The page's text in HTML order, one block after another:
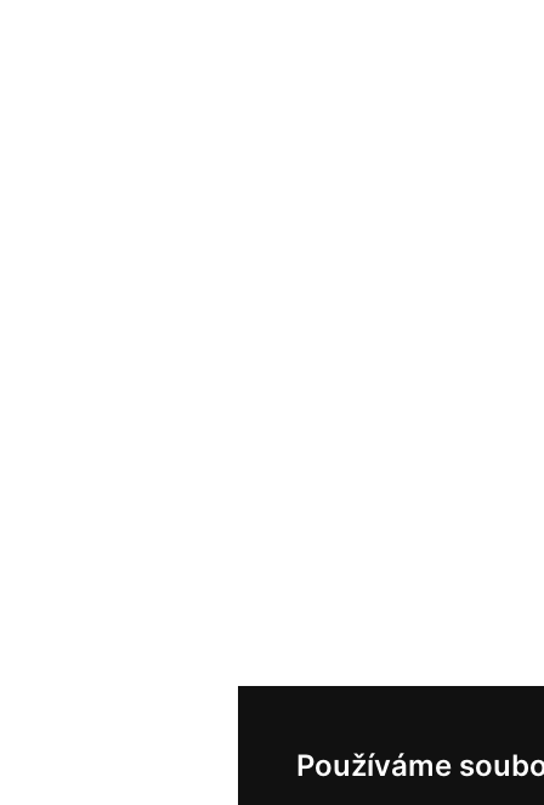
Používáme